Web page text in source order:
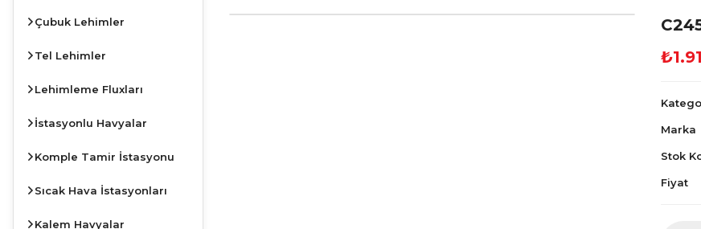
Çubuk Lehimler
Tel Lehimler
Lehimleme Fluxları
İstasyonlu Havyalar
Komple Tamir İstasyonu
Sıcak Hava İstasyonları
Kalem Havyalar
Marka
Stok
Fiyat